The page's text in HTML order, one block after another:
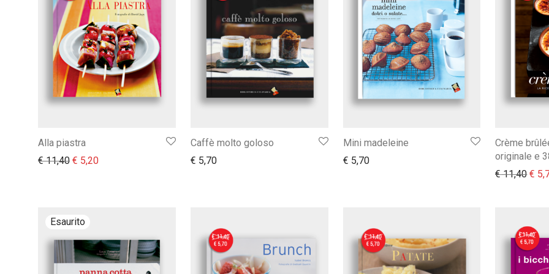
Alla piastra
€11,40 Il prezzo originale era: € 11,40.
€ 5,20Il prezzo attuale è: € 5,20.
Caffè molto goloso
€ 5,70
Mini madeleine
€ 5,70
Crème
originale e
€11,40Il
€